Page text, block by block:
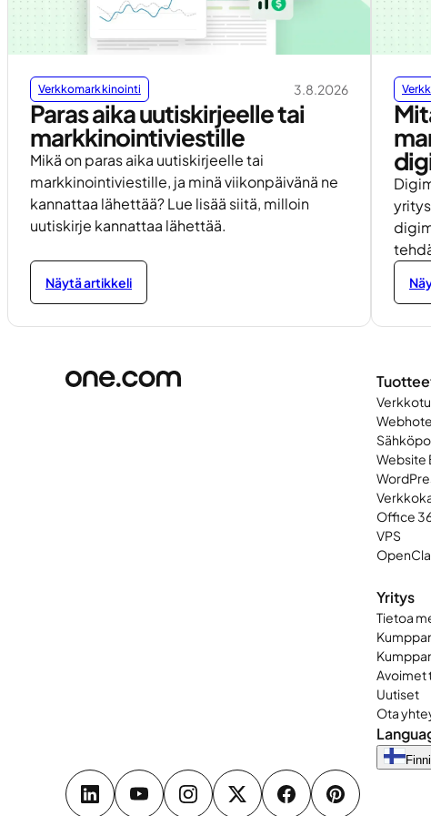
Verkkomarkkinointi 3.8.2026
Paras aika uutiskirjeelle tai
markkinointiviestille
Mikä on paras aika uutiskirjeelle tai
markkinointiviestille, ja minä viikonpäivänä ne
kannattaa lähettää? Lue lisää siitä, milloin
uutiskirje kannattaa lähettää.
Näytä artikkeli
Website
Office
VPS
Yritys
Tietoa
Avoimet
Uutiset
Ota